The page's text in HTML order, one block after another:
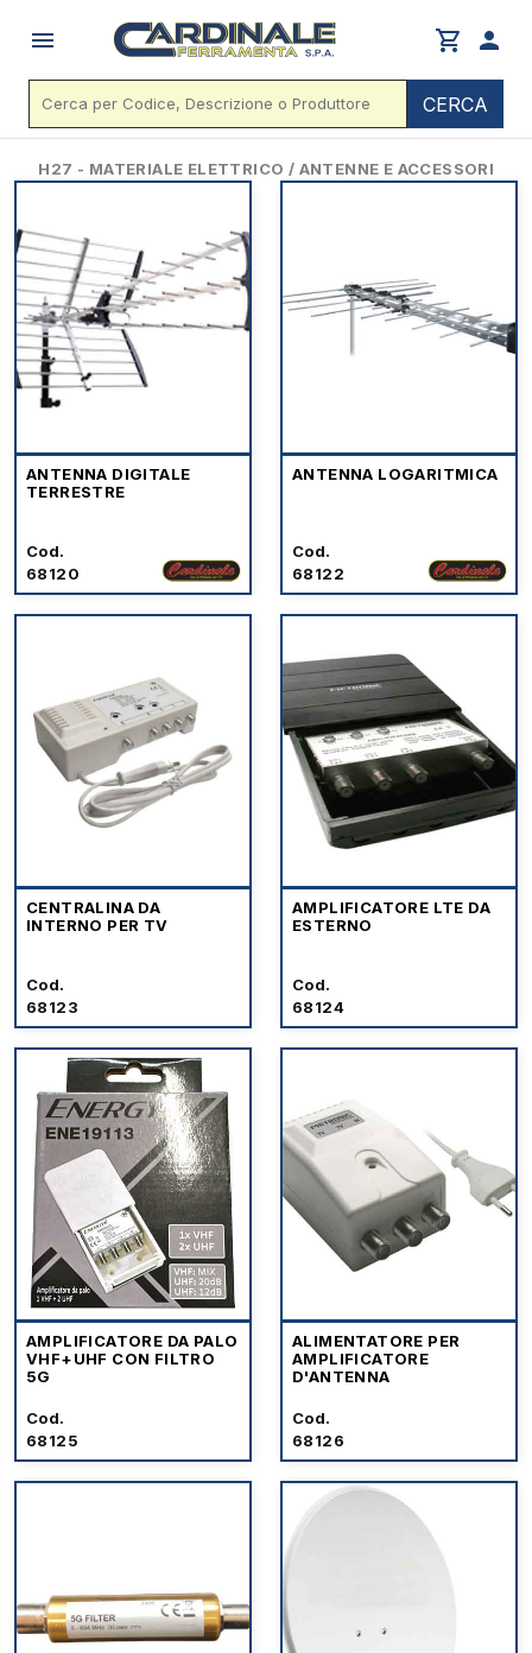
menu shopping_cart person
CERCA
H27 - MATERIALE ELETTRICO / ANTENNE E ACCESSORI
ANTENNA DIGITALE
TERRESTRE
Cod.
68120
ANTENNA LOGARITMICA
Cod.
68122
CENTRALINA DA
INTERNO PER TV
Cod.
68123
AMPLIFICATORE LTE DA
ESTERNO
Cod.
68124
AMPLIFICATORE DA PALO
VHF+UHF CON FILTRO
5G
Cod.
68125
ALIMENTATORE PER
AMPLIFICATORE
D'ANTENNA
Cod.
68126